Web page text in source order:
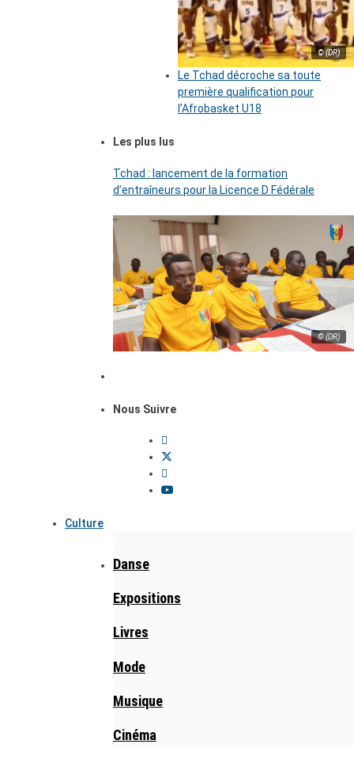
© (DR)
Le Tchad décroche sa toute
première qualification pour
l’Afrobasket U18
Les plus lus
Tchad : lancement de la formation
d’entraîneurs pour la Licence D Fédérale
© (DR)
Nous Suivre
Culture
Danse
Expositions
Livres
Mode
Musique
Cinéma